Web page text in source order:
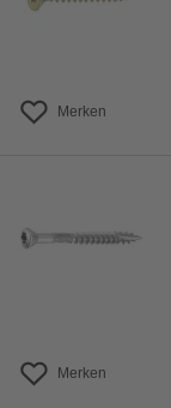
Merken
Merken